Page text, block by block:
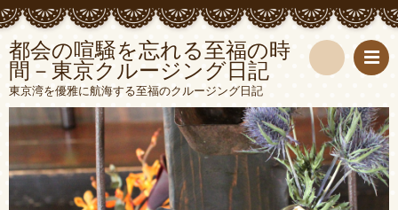
都会の喧騒を忘れる至福の時
間－東京クルージング日記
東京湾を優雅に航海する至福のクルージング日記
索